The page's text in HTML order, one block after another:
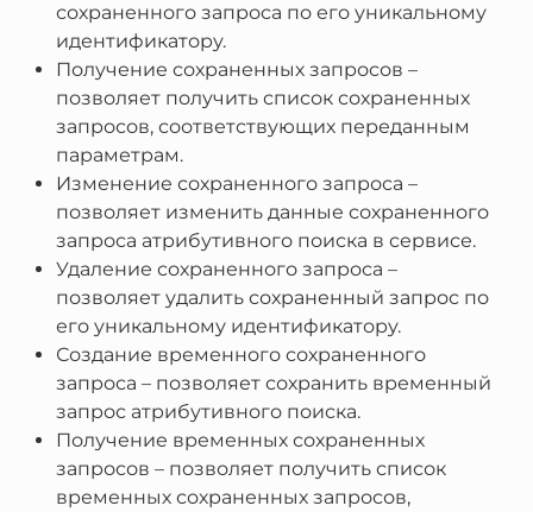
сохраненного запроса по его уникальному
идентификатору.
Получение сохраненных запросов –
позволяет получить список сохраненных
запросов, соответствующих переданным
параметрам.
Изменение сохраненного запроса –
позволяет изменить данные сохраненного
запроса атрибутивного поиска в сервисе.
Удаление сохраненного запроса –
позволяет удалить сохраненный запрос по
его уникальному идентификатору.
Создание временного сохраненного
запроса – позволяет сохранить временный
запрос атрибутивного поиска.
Получение временных сохраненных
запросов – позволяет получить список
временных сохраненных запросов,